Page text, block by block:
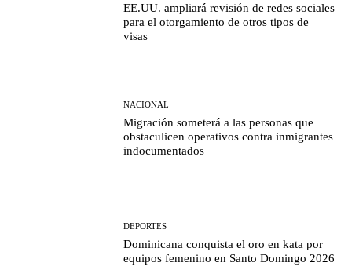
EE.UU. ampliará revisión de redes sociales
para el otorgamiento de otros tipos de
visas
NACIONAL
Migración someterá a las personas que
obstaculicen operativos contra inmigrantes
indocumentados
DEPORTES
Dominicana conquista el oro en kata por
equipos femenino en Santo Domingo 2026